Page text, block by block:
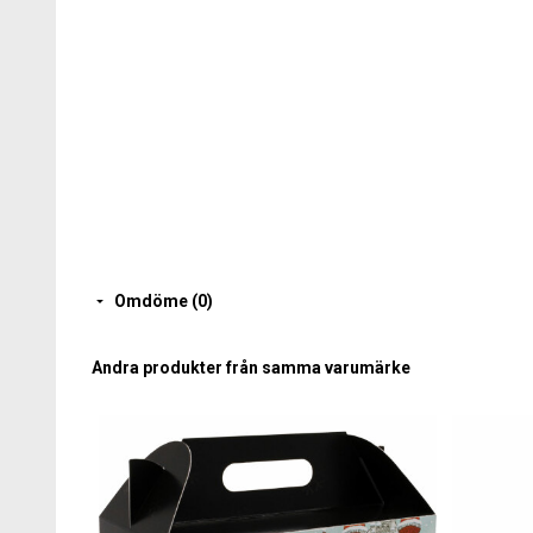
Omdöme (0)
Andra produkter från samma varumärke